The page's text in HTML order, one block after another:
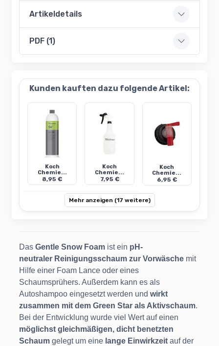
Artikeldetails
PDF (1)
Kunden kauften dazu folgende Artikel:
Koch
Chemie...
8,95 €
Koch
Chemie...
7,95 €
Koch
Chemie...
6,95 €
Mehr anzeigen (17 weitere)
Das Gentle Snow Foam ist ein pH-
neutraler Reinigungsschaum zur Vorwäsche mit
Hilfe einer Foam Lance oder eines
Schaumsprühers. Außerdem kann es als
Autoshampoo eingesetzt werden und wirkt
zusammen mit dem Green Star als Aktivschaum.
Bei der Entwicklung wurde viel Wert auf einen
möglichst gleichmäßigen, dicht benetzten
Schaum gelegt um eine lange Einwirkzeit auf der